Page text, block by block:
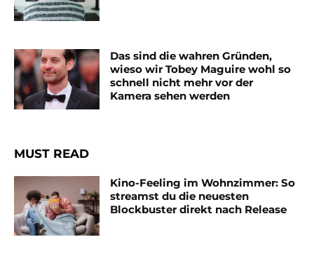
Das sind die wahren Gründen,
wieso wir Tobey Maguire wohl so
schnell nicht mehr vor der
Kamera sehen werden
MUST READ
Kino-Feeling im Wohnzimmer: So
streamst du die neuesten
Blockbuster direkt nach Release